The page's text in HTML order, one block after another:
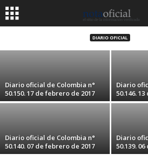
DIARIO OFICIAL
Diario oficial de Colombia n°
febrero de 2017
Diario oficial de Colombia n°
50.150. 17 de febrero de 2017
Diario
50.146.
Diario oficial de Colombia n°
50.140. 07 de febrero de 2017
Diario
50.139.